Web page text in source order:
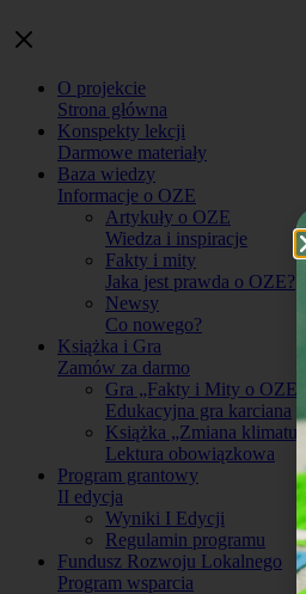
O projekcie
Strona główna
Konspekty lekcji
Darmowe materiały
Baza wiedzy
Informacje o OZE
Artykuły o OZE
Wiedza i inspiracje
Fakty i mity
Jaka jest prawda o OZE?
Newsy
Co nowego?
Książka i Gra
Zamów za darmo
Gra „Fakty i Mity o OZE”
Edukacyjna gra karciana
Książka „Zmiana klimatu”
Lektura obowiązkowa
Program grantowy
II edycja
Wyniki I Edycji
Regulamin programu
Fundusz Rozwoju Lokalnego
Program wsparcia